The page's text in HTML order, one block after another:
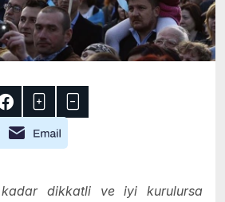
dikkatli ve iyi kurulursa